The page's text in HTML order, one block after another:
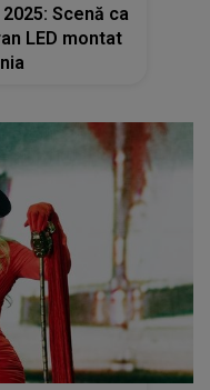
Scenă ca
LED montat